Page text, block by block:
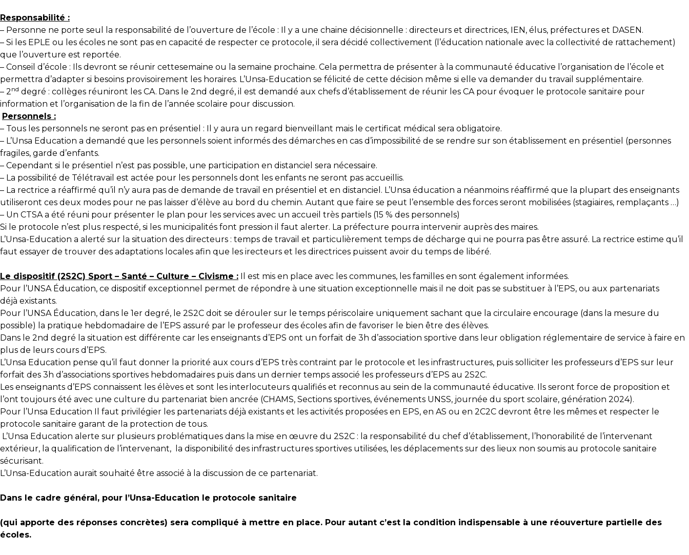
Responsabilité :
– Personne ne porte seul la responsabilité de l’ouverture de l’école : Il y a une chaine décisionnelle : directeurs et directrices, IEN, élus, préfectures et DASEN.
– Si les EPLE ou les écoles ne sont pas en capacité de respecter ce protocole, il sera décidé collectivement (l’éducation nationale avec la collectivité de rattachement)
que l’ouverture est reportée.
– Conseil d’école : Ils devront se réunir cettesemaine ou la semaine prochaine. Cela permettra de présenter à la communauté éducative l’organisation de l’école et
permettra d’adapter si besoins provisoirement les horaires. L’Unsa-Education se félicité de cette décision même si elle va demander du travail supplémentaire.
– 2nd degré : collèges réuniront les CA. Dans le 2nd degré, il est demandé aux chefs d’établissement de réunir les CA pour évoquer le protocole sanitaire pour
information et l’organisation de la fin de l’année scolaire pour discussion.
Personnels :
– Tous les personnels ne seront pas en présentiel : Il y aura un regard bienveillant mais le certificat médical sera obligatoire.
– L’Unsa Education a demandé que les personnels soient informés des démarches en cas d’impossibilité de se rendre sur son établissement en présentiel (personnes
fragiles, garde d’enfants.
– Cependant si le présentiel n’est pas possible, une participation en distanciel sera nécessaire.
– La possibilité de Télétravail est actée pour les personnels dont les enfants ne seront pas accueillis.
– La rectrice a réaffirmé qu’il n’y aura pas de demande de travail en présentiel et en distanciel. L’Unsa éducation a néanmoins réaffirmé que la plupart des enseignants
utiliseront ces deux modes pour ne pas laisser d’élève au bord du chemin. Autant que faire se peut l’ensemble des forces seront mobilisées (stagiaires, remplaçants …)
– Un CTSA a été réuni pour présenter le plan pour les services avec un accueil très partiels (15 % des personnels)
Si le protocole n’est plus respecté, si les municipalités font pression il faut alerter. La préfecture pourra intervenir auprès des maires.
L’Unsa-Education a alerté sur la situation des directeurs : temps de travail et particulièrement temps de décharge qui ne pourra pas être assuré. La rectrice estime qu’il
faut essayer de trouver des adaptations locales afin que les irecteurs et les directrices puissent avoir du temps de libéré.
Le dispositif (2S2C) Sport – Santé – Culture – Civisme : Il est mis en place avec les communes, les familles en sont également informées.
Pour l’UNSA Éducation, ce dispositif exceptionnel permet de répondre à une situation exceptionnelle mais il ne doit pas se substituer à l’EPS, ou aux partenariats
déjà existants.
Pour l’UNSA Éducation, dans le 1er degré, le 2S2C doit se dérouler sur le temps périscolaire uniquement sachant que la circulaire encourage (dans la mesure du
possible) la pratique hebdomadaire de l’EPS assuré par le professeur des écoles afin de favoriser le bien être des élèves.
Dans le 2nd degré la situation est différente car les enseignants d’EPS ont un forfait de 3h d’association sportive dans leur obligation réglementaire de service à faire en
plus de leurs cours d’EPS.
L’Unsa Education pense qu’il faut donner la priorité aux cours d’EPS très contraint par le protocole et les infrastructures, puis solliciter les professeurs d’EPS sur leur
forfait des 3h d’associations sportives hebdomadaires puis dans un dernier temps associé les professeurs d’EPS au 2S2C.
Les enseignants d’EPS connaissent les élèves et sont les interlocuteurs qualifiés et reconnus au sein de la communauté éducative. Ils seront force de proposition et
l’ont toujours été avec une culture du partenariat bien ancrée (CHAMS, Sections sportives, événements UNSS, journée du sport scolaire, génération 2024).
Pour l’Unsa Education Il faut privilégier les partenariats déjà existants et les activités proposées en EPS, en AS ou en 2C2C devront être les mêmes et respecter le
protocole sanitaire garant de la protection de tous.
L’Unsa Education alerte sur plusieurs problématiques dans la mise en œuvre du 2S2C : la responsabilité du chef d’établissement, l’honorabilité de l’intervenant
extérieur, la qualification de l’intervenant, la disponibilité des infrastructures sportives utilisées, les déplacements sur des lieux non soumis au protocole sanitaire
sécurisant.
L’Unsa-Education aurait souhaité être associé à la discussion de ce partenariat.
Dans le cadre général, pour l’Unsa-Education le protocole sanitaire
(qui apporte des réponses concrètes) sera compliqué à mettre en place. Pour autant c’est la condition indispensable à une réouverture partielle des
écoles.